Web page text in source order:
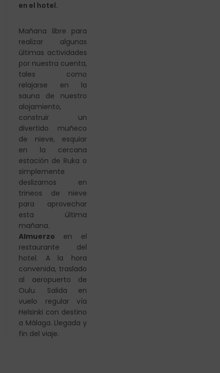
en el hotel.
Mañana libre para
realizar algunas
últimas actividades
por nuestra cuenta,
tales como
relajarse en la
sauna de nuestro
alojamiento,
construir un
divertido muñeco
de nieve, esquiar
en la cercana
estación de Ruka o
simplemente
deslizarnos en
trineos de nieve
para aprovechar
esta última
mañana.
Almuerzo en el
restaurante del
hotel. A la hora
convenida, traslado
al aeropuerto de
Oulu. Salida en
vuelo regular vía
Helsinki con destino
a Málaga. Llegada y
fin del viaje.